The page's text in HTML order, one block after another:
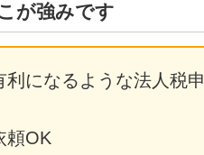
が強みです
利になるような法人税
頼OK